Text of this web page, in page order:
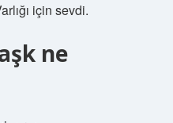
için sevdi.
ne